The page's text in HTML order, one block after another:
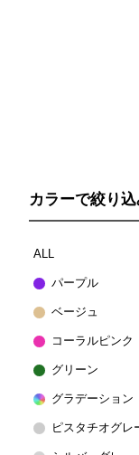
カラーで絞り
ALL
パープル
ベージュ
コーラルピンク
グリーン
グラデーション
ピスタチオグレ